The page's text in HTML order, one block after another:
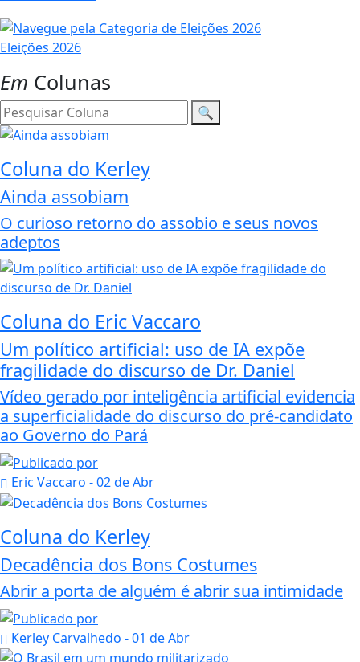
Eleições 2026
Em Colunas
🔍
Coluna do Kerley
Ainda assobiam
O curioso retorno do assobio e seus novos
adeptos
Coluna do Eric Vaccaro
Um político artificial: uso de IA expõe
fragilidade do discurso de Dr. Daniel
Vídeo gerado por inteligência artificial evidencia
a superficialidade do discurso do pré-candidato
ao Governo do Pará
Eric Vaccaro - 02 de Abr
Coluna do Kerley
Decadência dos Bons Costumes
Abrir a porta de alguém é abrir sua intimidade
Kerley Carvalhedo - 01 de Abr